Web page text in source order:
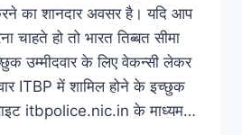
का शानदार अवसर है। यदि आप
चाहते हो तो भारत तिब्बत सीमा
उम्मीदवार के लिए वेकन्सी लेकर
ITBP में शामिल होने के इच्छुक
itbpolice.nic.in के माध्यम…